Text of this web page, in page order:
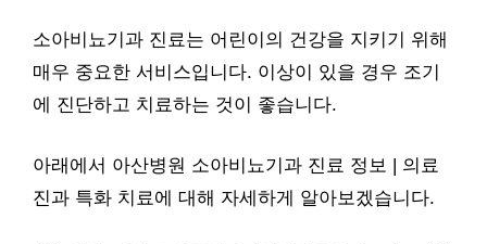
소아비뇨기과 진료는 어린이의 건강을 지키기 위해
매우 중요한 서비스입니다. 이상이 있을 경우 조기
에 진단하고 치료하는 것이 좋습니다.
아래에서 아산병원 소아비뇨기과 진료 정보 | 의료
진과 특화 치료에 대해 자세하게 알아보겠습니다.